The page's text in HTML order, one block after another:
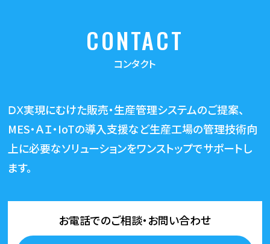
CONTACT
コンタクト
ⅮⅩ実現にむけた販売・生産管理システムのご提案、
MES・ＡＩ・IoTの導入支援など生産工場の管理技術向
上に必要なソリューションをワンストップでサポートし
ます。
お電話でのご相談・お問い合わせ